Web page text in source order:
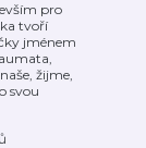
pro
tvoří
jménem
žijme,
svou